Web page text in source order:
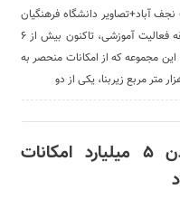
آباد+تصاویر دانشگاه فرهنگیان
شهید آیت نجف آباد، با نزدیک به ۵۰ سال سابقه فعالیت آموزشی، تاکنون بیش از ۶
مجموعه که از امکانات منحصر به
بی استفاده ماندن ۵ میلیارد امکانات